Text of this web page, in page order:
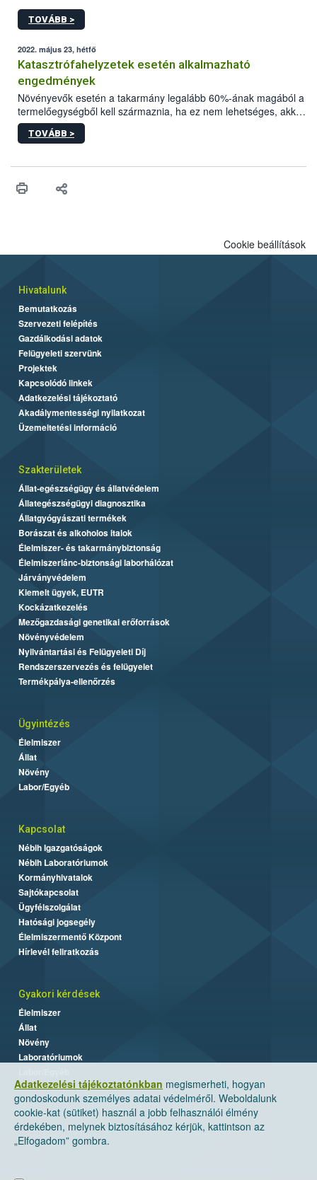
TOVÁBB >
2022. május 23, hétfő
Katasztrófahelyzetek esetén alkalmazható
engedmények
Növényevők esetén a takarmány legalább 60%-ának magából a
termelőegységből kell származnia, ha ez nem lehetséges, akkor
más ökológiai gazdaságokkal együttműködésben kell előállítani.
Az emlősök táplálása során előtérbe kell helyezni az anyatejes
TOVÁBB >
Adatkezelési tájékoztatónkban megismerheti, hogyan
gondoskodunk személyes adatai védelméről. Weboldalunk
cookie-kat (sütiket) használ a jobb felhasználói élmény
érdekében, melynek biztosításához kérjük, kattintson az
„Elfogadom” gombra.
Cookie beállítások
Hivatalunk
Bemutatkozás
Szervezeti felépítés
Gazdálkodási adatok
Felügyeleti szervünk
Projektek
Kapcsolódó linkek
Adatkezelési tájékoztató
Akadálymentességi nyilatkozat
Üzemeltetési információ
Szakterületek
Állat-egészségügy és állatvédelem
Állategészségügyi diagnosztika
Állatgyógyászati termékek
Borászat és alkoholos italok
Élelmiszer- és takarmánybiztonság
Élelmiszerlánc-biztonsági laborhálózat
Járványvédelem
Kiemelt ügyek, EUTR
Kockázatkezelés
Mezőgazdasági genetikai erőforrások
Növényvédelem
Nyilvántartási és Felügyeleti Díj
Rendszerszervezés és felügyelet
Termékpálya-ellenőrzés
Ügyintézés
Élelmiszer
Állat
Növény
Labor/Egyéb
Kapcsolat
Nébih Igazgatóságok
Nébih Laboratóriumok
Kormányhivatalok
Sajtókapcsolat
Ügyfélszolgálat
Hatósági jogsegély
Élelmiszermentő Központ
Hírlevél feliratkozás
Gyakori kérdések
Élelmiszer
Állat
Növény
Laboratóriumok